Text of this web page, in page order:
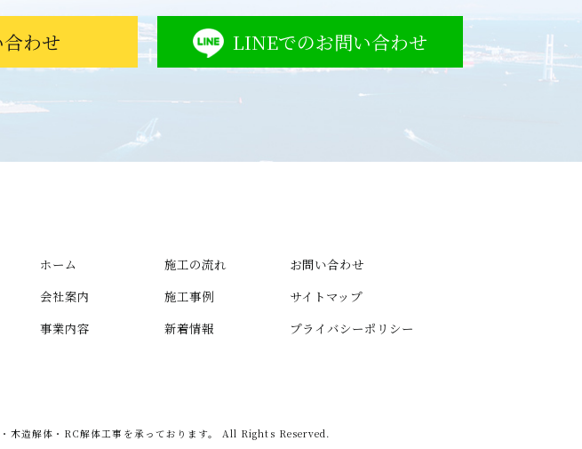
わせ LINEでのお問い合わせ
ホーム
会社案内
事業内容
施工の流れ
施工事例
新着情報
お問い合わせ
サイトマップ
プライバシーポリシー
木造解体・RC解体工事を承っております。 All Rights Reserved.